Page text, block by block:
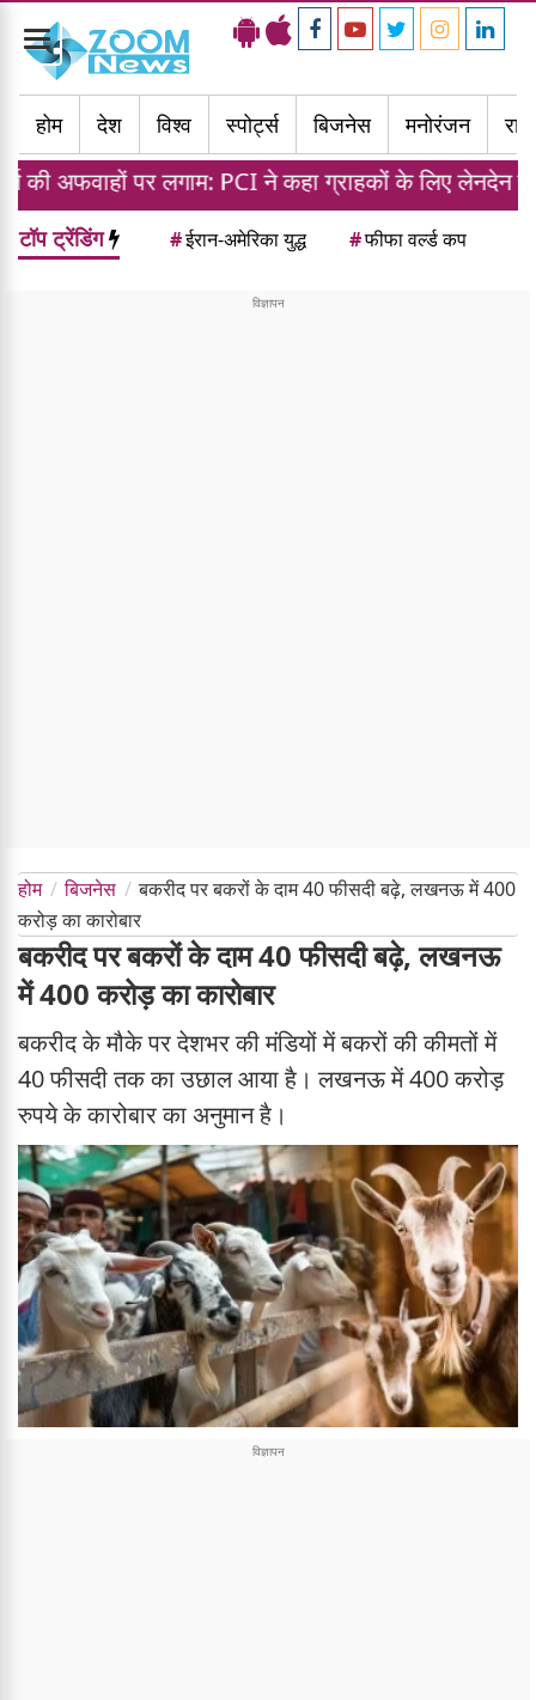
Toggle
navigation
होम
देश विश्व स्पोर्ट्स बिजनेस मनोरंजन
पर लगाम: PCI ने कहा ग्राहकों के लिए लेनदेन रहेगा मुफ्त
टॉप ट्रेंडिंग #ईरान-अमेरिका युद्ध #फीफा वर्ल्ड कप
होम बिजनेस
बकरीद पर बकरों के दाम 40 फीसदी बढ़े, लखनऊ में 400
करोड़ का कारोबार
बकरीद पर बकरों के दाम 40 फीसदी बढ़े, लखनऊ
में 400 करोड़ का कारोबार
बकरीद के मौके पर देशभर की मंडियों में बकरों की कीमतों में
40 फीसदी तक का उछाल आया है। लखनऊ में 400 करोड़
रुपये के कारोबार का अनुमान है।